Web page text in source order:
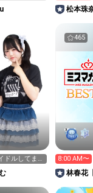
松本珠
ドルしてます
465
8:00 AM〜
林春花